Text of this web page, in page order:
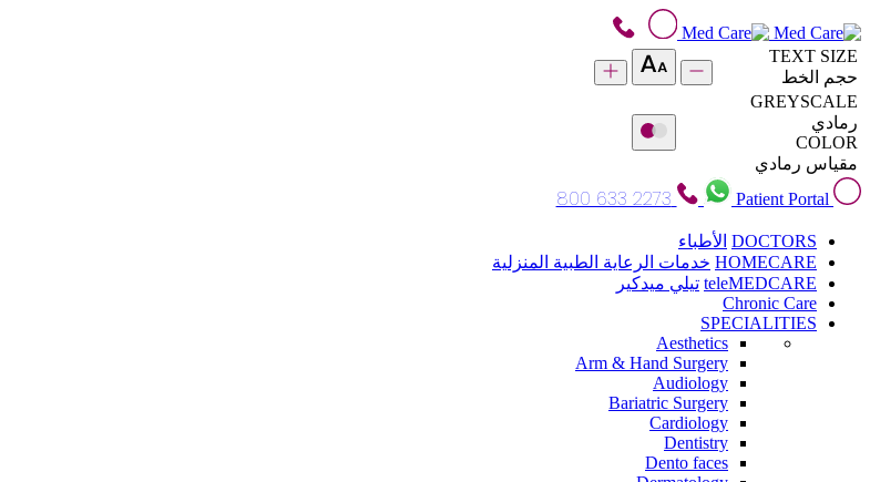
TEXT SIZE
حجم الخط
GREYSCALE
رمادي
COLOR
مقياس رمادي
Patient Portal
800 633 2273
DOCTORS الأطباء
HOMECARE خدمات الرعاية الطبية المنزلية
teleMEDCARE تيلي ميدكير
Chronic Care
SPECIALITIES
Aesthetics
Arm & Hand Surgery
Audiology
Bariatric Surgery
Cardiology
Dentistry
Dento faces